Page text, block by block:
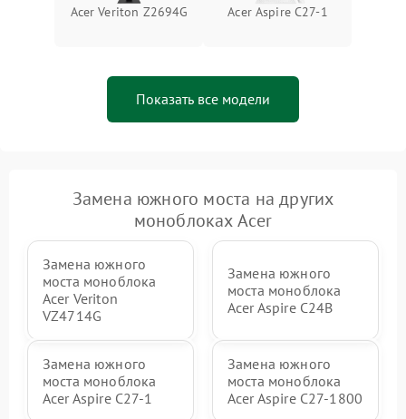
Acer Veriton Z2694G Acer Aspire C27-1
Показать все модели
Замена южного моста на других
моноблоках Acer
Замена южного
моста моноблока
Acer Veriton
VZ4714G
Замена южного
моста моноблока
Acer Aspire C24B
Замена южного
моста моноблока
Acer Aspire C27-1
Замена южного
моста моноблока
Acer Aspire C27-1800